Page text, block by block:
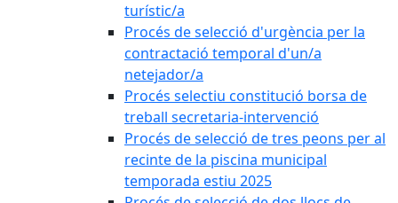
turístic/a
Procés de selecció d'urgència per la
contractació temporal d'un/a
netejador/a
Procés selectiu constitució borsa de
treball secretaria-intervenció
Procés de selecció de tres peons per al
recinte de la piscina municipal
temporada estiu 2025